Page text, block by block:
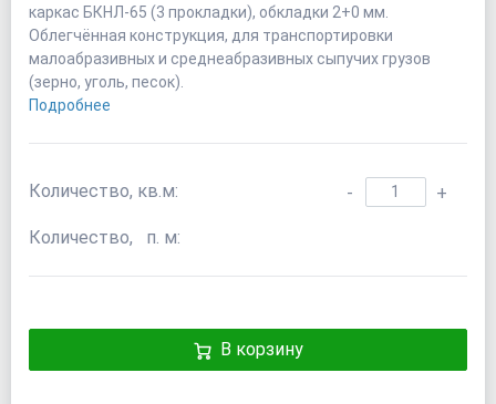
каркас БКНЛ-65 (3 прокладки), обкладки 2+0 мм.
Облегчённая конструкция, для транспортировки
малоабразивных и среднеабразивных сыпучих грузов
(зерно, уголь, песок).
Подробнее
Количество, кв.м: - +
Количество, п. м:
В корзину